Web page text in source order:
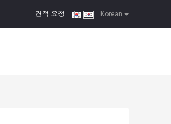
Korean
견적 요청 |